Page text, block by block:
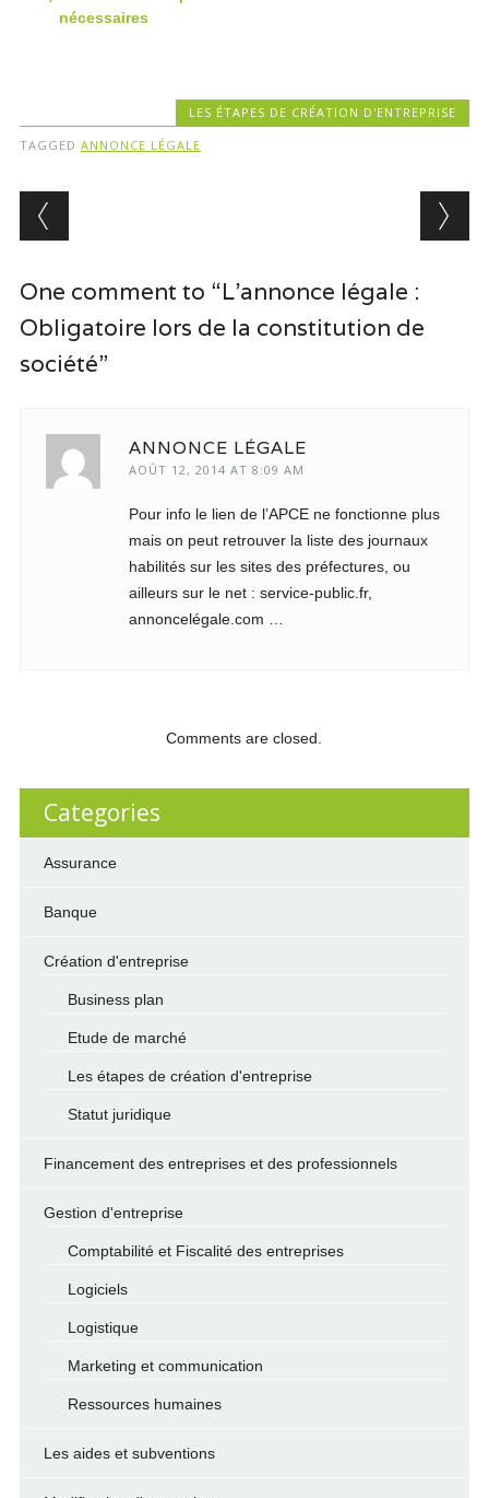
nécessaires
LES ÉTAPES DE CRÉATION D'ENTREPRISE
TAGGED ANNONCE LÉGALE
Post navigation
One comment to “L’annonce légale :
Obligatoire lors de la constitution de
société”
ANNONCE LÉGALE
AOÛT 12, 2014 AT 8:09 AM
Pour info le lien de l’APCE ne fonctionne plus
mais on peut retrouver la liste des journaux
habilités sur les sites des préfectures, ou
ailleurs sur le net : service-public.fr,
annoncelégale.com …
Comments are closed.
Categories
Assurance
Banque
Création d'entreprise
Business plan
Etude de marché
Les étapes de création d'entreprise
Statut juridique
Financement des entreprises et des professionnels
Gestion d'entreprise
Comptabilité et Fiscalité des entreprises
Logiciels
Logistique
Marketing et communication
Ressources humaines
Les aides et subventions